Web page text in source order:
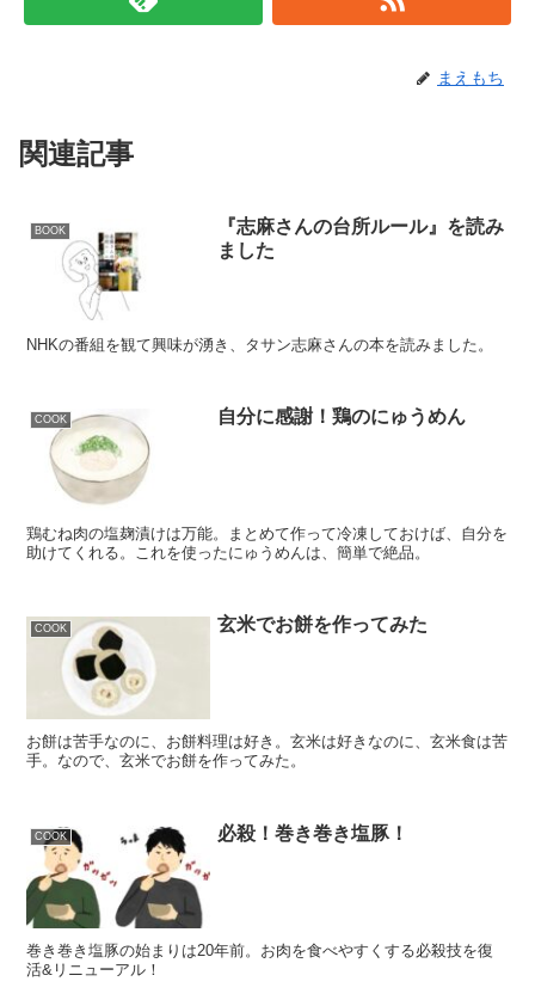
まえもち
関連記事
BOOK
『志麻さんの台所ルール』を読み
ました
NHKの番組を観て興味が湧き、タサン志麻さんの本を読みました。
COOK 自分に感謝！鶏のにゅうめん
鶏むね肉の塩麹漬けは万能。まとめて作って冷凍しておけば、自分を
助けてくれる。これを使ったにゅうめんは、簡単で絶品。
COOK 玄米でお餅を作ってみた
お餅は苦手なのに、お餅料理は好き。玄米は好きなのに、玄米食は苦
手。なので、玄米でお餅を作ってみた。
COOK 必殺！巻き巻き塩豚！
巻き巻き塩豚の始まりは20年前。お肉を食べやすくする必殺技を復
活&リニューアル！